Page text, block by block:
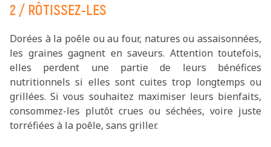
2 / RÔTISSEZ-LES
Dorées à la poêle ou au four, natures ou assaisonnées,
les graines gagnent en saveurs. Attention toutefois,
elles perdent une partie de leurs bénéfices
nutritionnels si elles sont cuites trop longtemps ou
grillées. Si vous souhaitez maximiser leurs bienfaits,
consommez-les plutôt crues ou séchées, voire juste
torréfiées à la poêle, sans griller.